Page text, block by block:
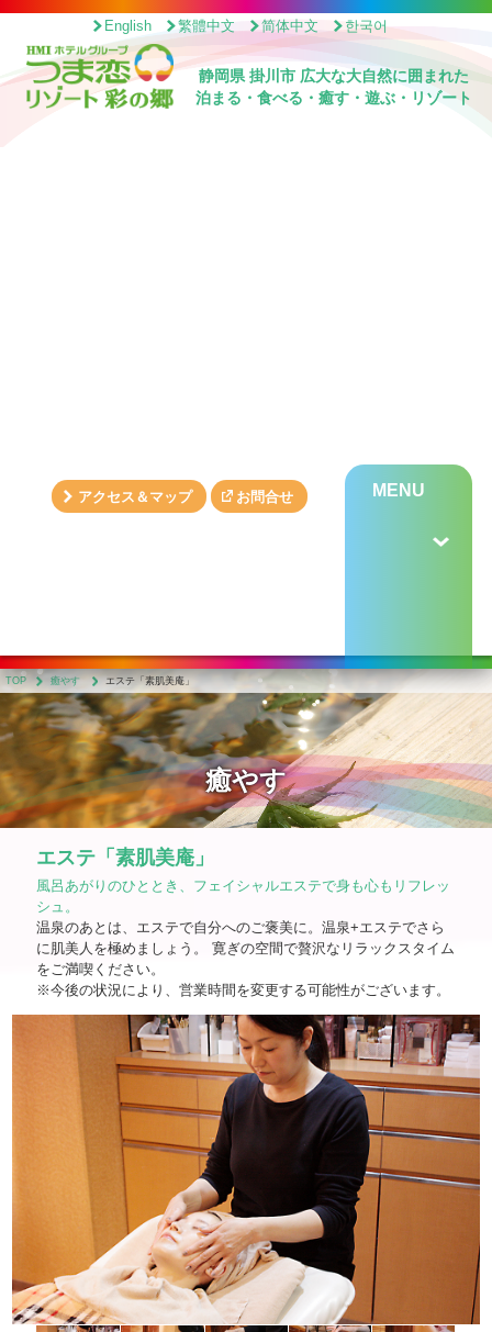
静岡県 掛川市 広大な大自然に囲まれた
泊まる・食べる・癒す・遊ぶ・リゾート
English 繁體中文 简体中文 한국어
アクセス＆マップ お問合せ MENU
TOP 癒やす エステ「素肌美庵」
癒やす
エステ「素肌美庵」
風呂あがりのひととき、フェイシャルエステで身も心もリフレッ
シュ。
温泉のあとは、エステで自分へのご褒美に。温泉+エステでさら
に肌美人を極めましょう。 寛ぎの空間で贅沢なリラックスタイム
をご満喫ください。
※今後の状況により、営業時間を変更する可能性がございます。